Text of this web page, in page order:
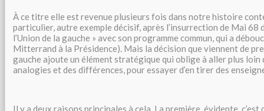
À ce titre elle est revenue plusieurs fois dans notre histoire
particulier, autre exemple décisif, après l’insurrection de Mai 68
l’Union de la gauche » avec son programme commun, qui a
Mitterrand à la Présidence). Mais la décision que viennent de
gauche ajoute un élément stratégique qui oblige à aller plus loin
analogies et des différences, pour essayer d’en tirer des
Il y a deux raisons principales à cela. La première, évidente,